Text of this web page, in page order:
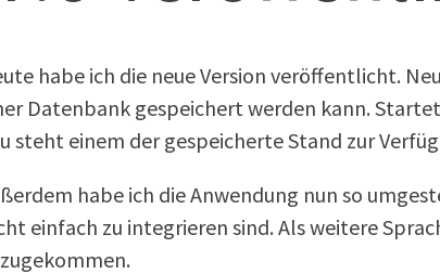
habe ich die neue Version veröffentlicht.
Datenbank gespeichert werden kann.
steht einem der gespeicherte Stand zur
habe ich die Anwendung nun so
einfach zu integrieren sind. Als weitere